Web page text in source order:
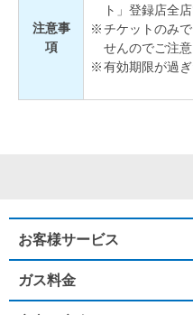
注意事
項
ト」登録店全
チケットのみ
せんのでご注意
有効期限が過
お客様サービス
ガス料金